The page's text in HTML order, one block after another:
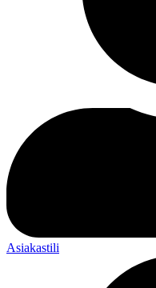
Asiakastili